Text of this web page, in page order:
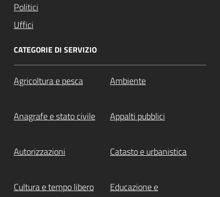
Politici
Uffici
CATEGORIE DI SERVIZIO
Agricoltura e pesca Ambiente
Anagrafe e stato civile Appalti pubblici
Autorizzazioni Catasto e urbanistica
Cultura e tempo libero
Educazione e